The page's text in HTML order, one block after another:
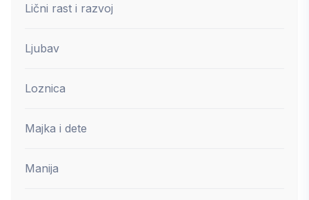
Lični rast i razvoj
Ljubav
Loznica
Majka i dete
Manija